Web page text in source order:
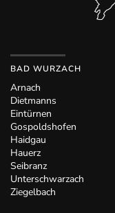
BAD WURZACH
Arnach
Dietmanns
Eintürnen
Gospoldshofen
Haidgau
Hauerz
Seibranz
Unterschwarzach
Ziegelbach